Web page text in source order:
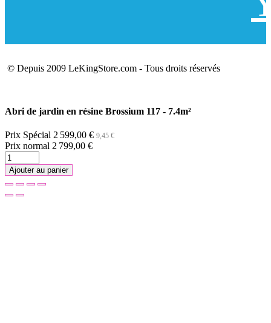
© Depuis 2009 LeKingStore.com - Tous droits réservés
Abri de jardin en résine Brossium 117 - 7.4m²
Prix Spécial 2 599,00 € 9,45 €
Prix normal 2 799,00 €
Ajouter au panier